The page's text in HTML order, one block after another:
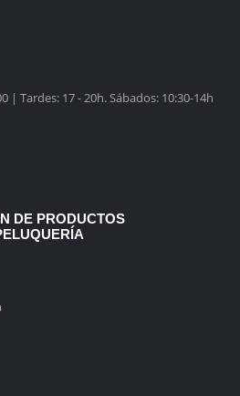
| Tardes: 17 - 20h. Sábados: 10:30-14h
DE PRODUCTOS